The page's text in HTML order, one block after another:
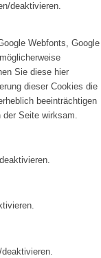
deaktivieren.
Webfonts, Google
Sie diese hier
dieser Cookies die
beeinträchtigen
der Seite wirksam.